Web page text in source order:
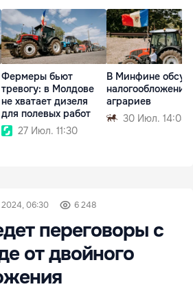
Фермеры бьют
тревогу: в Молдове
не хватает дизеля
для полевых работ
27 Июл. 11:30
В Минфине
налогообложение
аграриев
30 Июл. 14:08
2024, 06:30 6 248
переговоры с
от двойного